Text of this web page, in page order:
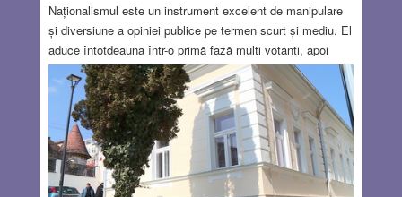
Naționalismul este un instrument excelent de manipulare
și diversiune a opiniei publice pe termen scurt și mediu. El
aduce întotdeauna într-o primă fază mulți votanți, apoi
adepți înfocați, apoi susținători fanatici și în final criminali
odioși, în stare să împlinească fizic și concret “marile
idealuri“ promovate de conducătorii mesianici. Pe termen
lung, naționalismul duce întotdeauna la război civil sau
fratricid, la asasinate în masă, la războaie pustiitoare cu
vecinii, la epurări etnice sau religioase și în final la
dezastrul națiunii ai cărui lideri l-au generat și propovăduit.